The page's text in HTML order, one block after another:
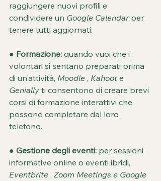
raggiungere nuovi profili e
condividere un Google Calendar per
tenere tutti aggiornati.
● Formazione: quando vuoi che i
volontari si sentano preparati prima
di un'attività, Moodle , Kahoot e
Genially ti consentono di creare brevi
corsi di formazione interattivi che
possono completare dal loro
telefono.
● Gestione degli eventi: per sessioni
informative online o eventi ibridi,
Eventbrite , Zoom Meetings e Google